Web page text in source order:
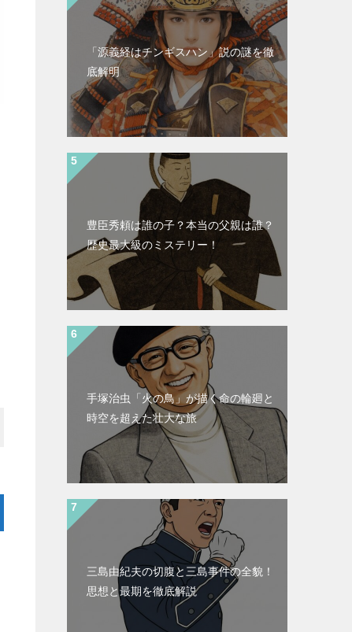
「源義経はチンギスハン」説の謎を徹
底解明
豊臣秀頼は誰の子？本当の父親は誰？
歴史最大級のミステリー！
手塚治虫「火の鳥」が描く命の輪廻と
時空を超えた壮大な旅
三島由紀夫の切腹と三島事件の全貌！
思想と最期を徹底解説